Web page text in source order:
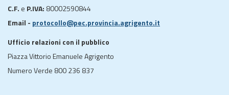
C.F. e P.IVA: 80002590844
Email - protocollo@pec.provincia.agrigento.it
Ufficio relazioni con il pubblico
Piazza Vittorio Emanuele Agrigento
Numero Verde 800 236 837